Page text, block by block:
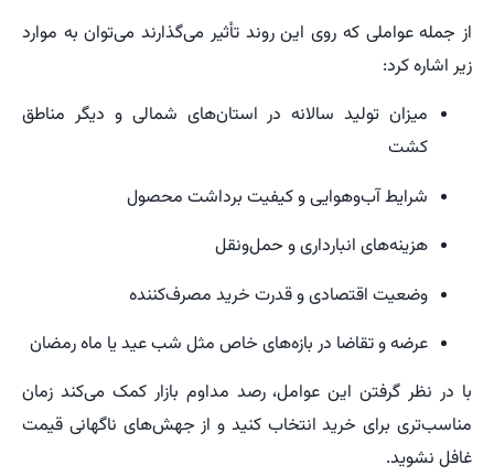
از جمله عواملی که روی این روند تأثیر می‌گذارند می‌توان به موارد
زیر اشاره کرد:
میزان تولید سالانه در استان‌های شمالی و دیگر مناطق
کشت
شرایط آب‌وهوایی و کیفیت برداشت محصول
هزینه‌های انبارداری و حمل‌ونقل
وضعیت اقتصادی و قدرت خرید مصرف‌کننده
عرضه و تقاضا در بازه‌های خاص مثل شب عید یا ماه رمضان
با در نظر گرفتن این عوامل، رصد مداوم بازار کمک می‌کند زمان
مناسب‌تری برای خرید انتخاب کنید و از جهش‌های ناگهانی قیمت
غافل نشوید.